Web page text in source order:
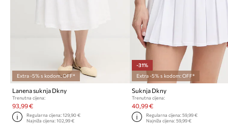
Extra -5% s kodom: OFF*
Lanena suknja Dkny
Trenutna cijena:
93,99 €
Regularna cijena:129,90 €
Najniža cijena:102,99 €
-31%
Extra -5% s kodom: OFF*
Suknja Dkny
Trenutna cijena:
40,99 €
Regularna cijena: 59,99 €
Najniža cijena: 59,99 €